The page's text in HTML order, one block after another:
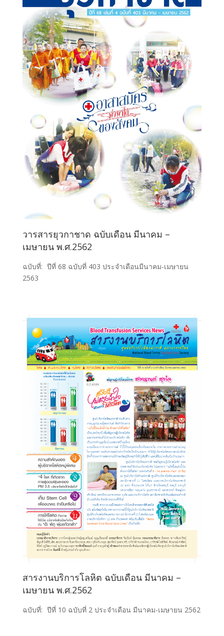
วารสารยุวกาชาด ฉบับเดือน มีนาคม –
เมษายน พ.ศ.2562
ฉบับที่: ปีที่ 68 ฉบับที่ 403 ประจำเดือนมีนาคม-เมษายน
2563
สารงานบริการโลหิต ฉบับเดือน มีนาคม –
เมษายน พ.ศ.2562
ฉบับที่: ปีที่ 10 ฉบับที่ 2 ประจำเดือน มีนาคม-เมษายน 2562